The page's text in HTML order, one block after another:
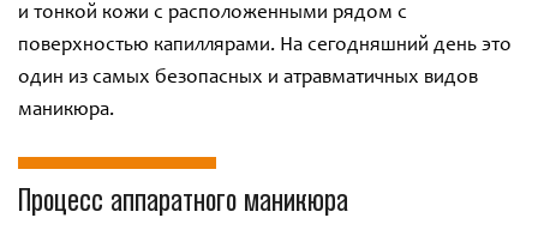
и тонкой кожи с расположенными рядом с
поверхностью капиллярами. На сегодняшний день это
один из самых безопасных и атравматичных видов
маникюра.
Процесс аппаратного маникюра